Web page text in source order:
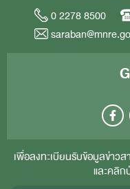
0 2278 8500
เพื่อลงทะเบียนรับข้อมูลข่าว
และคลิก